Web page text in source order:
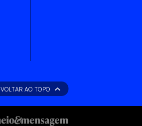
VOLTAR AO TOPO